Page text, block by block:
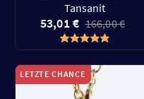
Tansanit
53,01 € 166,00 €
LETZTE CHANCE